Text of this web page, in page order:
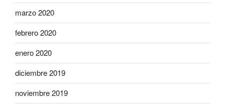
marzo 2020
febrero 2020
enero 2020
diciembre 2019
noviembre 2019